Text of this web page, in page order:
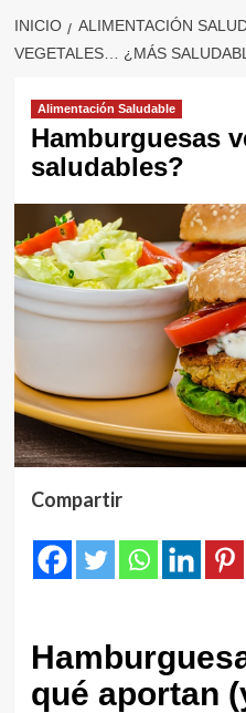
INICIO ALIMENTACIÓN
VEGETALES… ¿MÁS
Alimentación Saludable
Hamburguesas
saludables?
Compartir
qué aportan